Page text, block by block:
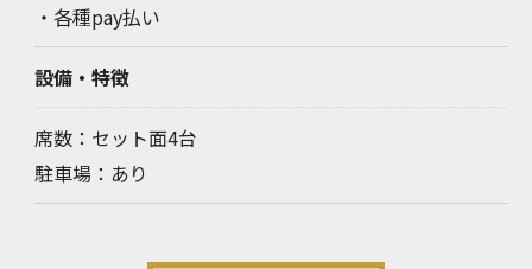
・各種pay払い
設備・特徴
席数：セット面4台
駐車場：あり